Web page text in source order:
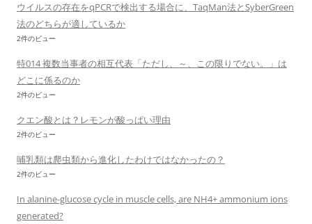
ウイルスの存在をqPCRで検出する場合に、TaqMan法とSyberGreen
法のどちらが適しているか
2件のビュー
特014 複数当事者の相互代表「ただし、～、この限りでない。」は
どこに係るのか
2件のビュー
クエン酸とは？レモンが酸っぱい理由
2件のビュー
哺乳類は爬虫類から進化したわけではなかったの？
2件のビュー
In alanine-glucose cycle in muscle cells, are NH4+ ammonium ions
generated?